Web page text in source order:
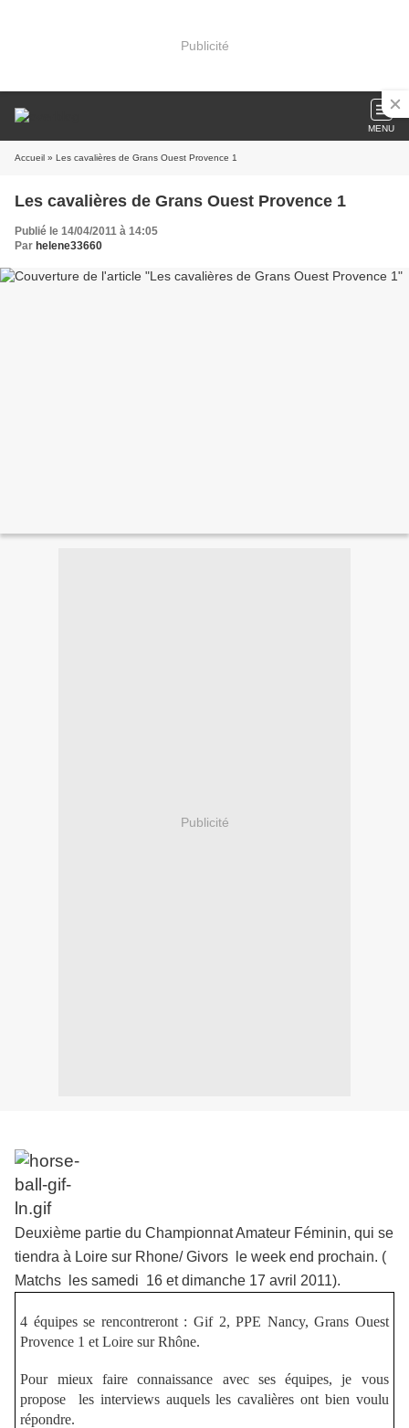
Publicité
MENU
Accueil » Les cavalières de Grans Ouest Provence 1
Les cavalières de Grans Ouest Provence 1
Publié le 14/04/2011 à 14:05
Par helene33660
Publicité
Deuxième partie du Championnat Amateur Féminin, qui se
tiendra à Loire sur Rhone/ Givors le week end prochain. (
Matchs les samedi 16 et dimanche 17 avril 2011).
4 équipes se rencontreront : Gif 2, PPE Nancy, Grans Ouest
Provence 1 et Loire sur Rhône.
Pour mieux faire connaissance avec ses équipes, je vous
propose les interviews auquels les cavalières ont bien voulu
répondre.